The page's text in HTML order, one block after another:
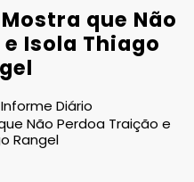
que Não
Isola Thiago
Informe Diário
Não Perdoa Traição e
Rangel